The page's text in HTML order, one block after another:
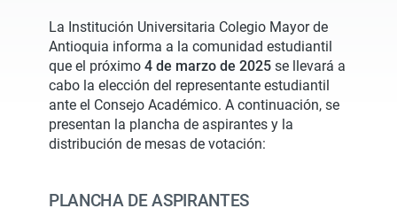
La Institución Universitaria Colegio Mayor de
Antioquia informa a la comunidad estudiantil
que el próximo 4 de marzo de 2025 se llevará a
cabo la elección del representante estudiantil
ante el Consejo Académico. A continuación, se
presentan la plancha de aspirantes y la
distribución de mesas de votación:
PLANCHA DE ASPIRANTES